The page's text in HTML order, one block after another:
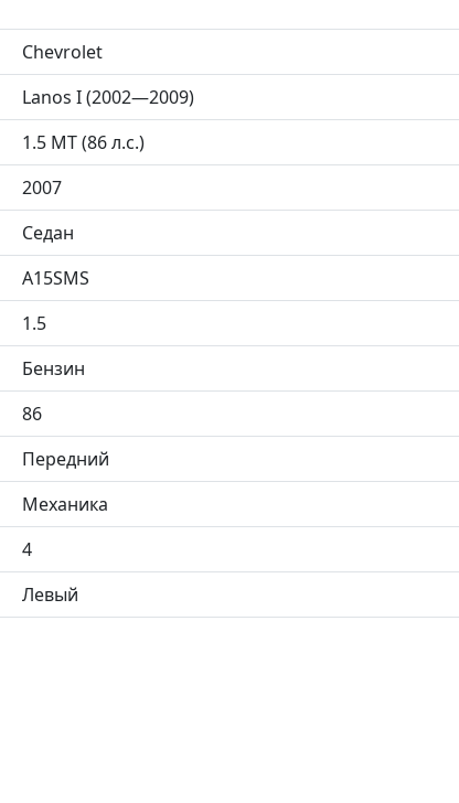
Chevrolet
Lanos I (2002—2009)
1.5 MT (86 л.с.)
2007
Седан
A15SMS
1.5
Бензин
86
Передний
Механика
4
Левый